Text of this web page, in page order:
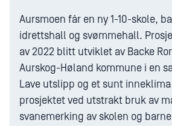
Aursmoen får en ny 1-10-skole,
idrettshall og svømmehall.
av 2022 blitt utviklet av Backe
Aurskog-Høland kommune i en
Lave utslipp og et sunt
prosjektet ved utstrakt bruk av
svanemerking av skolen og